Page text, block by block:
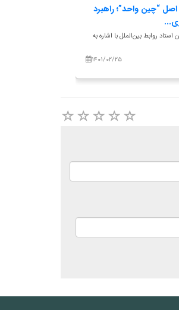
“چین واحد”؛ راهبرد
روابط بین‌الملل با اشاره به
۱۴۰۱/۰۲/۲۵